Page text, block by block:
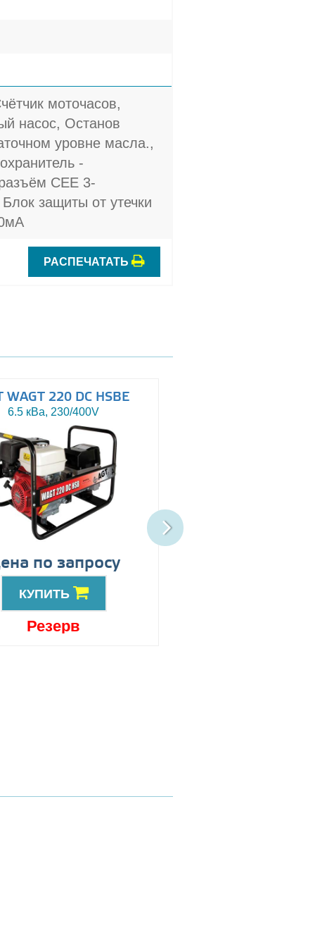
моточасов,
насос, Останов
уровне масла.,
-
CEE 3-
защиты от утечки
РАСПЕЧАТАТЬ
WAGT 220 DC HSBE
6.5 кВа, 230/400V
по запросу
КУПИТЬ
Резерв